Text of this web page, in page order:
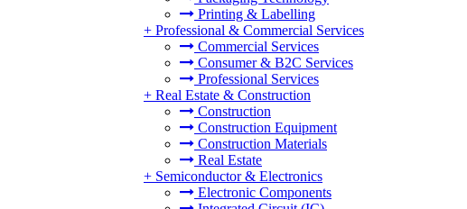
Printing & Labelling
+ Professional & Commercial Services
Commercial Services
Consumer & B2C Services
Professional Services
+ Real Estate & Construction
Construction
Construction Equipment
Construction Materials
Real Estate
+ Semiconductor & Electronics
Electronic Components